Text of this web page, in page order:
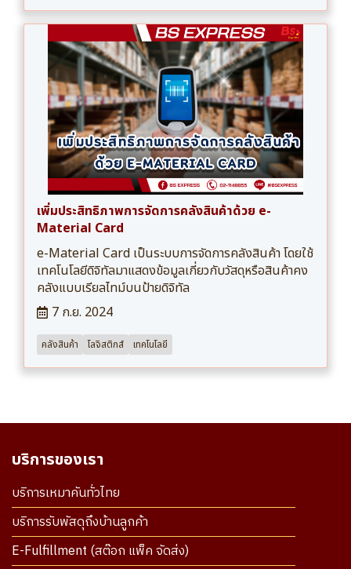
เพิ่มประสิทธิภาพการจัดการคลังสินค้าด้วย e-
Material Card
e-Material Card เป็นระบบการจัดการคลังสินค้า โดยใช้
เทคโนโลยีดิจิทัลมาแสดงข้อมูลเกี่ยวกับวัสดุหรือสินค้าคง
คลังแบบเรียลไทม์บนป้ายดิจิทัล
7 ก.ย. 2024
คลังสินค้า โลจิสติกส์ เทคโนโลยี
บริการของเรา
บริการเหมาคันทั่วไทย
บริการรับพัสดุถึงบ้านลูกค้า
E-Fulfillment (สต๊อก แพ็ค จัดส่ง)